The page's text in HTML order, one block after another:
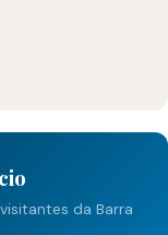
da Barra